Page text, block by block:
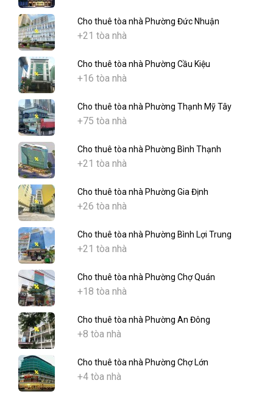
Cho thuê tòa nhà Phường Đức Nhuận
+21 tòa nhà
Cho thuê tòa nhà Phường Cầu Kiệu
+16 tòa nhà
Cho thuê tòa nhà Phường Thạnh Mỹ Tây
+75 tòa nhà
Cho thuê tòa nhà Phường Bình Thạnh
+21 tòa nhà
Cho thuê tòa nhà Phường Gia Định
+26 tòa nhà
Cho thuê tòa nhà Phường Bình Lợi Trung
+21 tòa nhà
Cho thuê tòa nhà Phường Chợ Quán
+18 tòa nhà
Cho thuê tòa nhà Phường An Đông
+8 tòa nhà
Cho thuê tòa nhà Phường Chợ Lớn
+4 tòa nhà